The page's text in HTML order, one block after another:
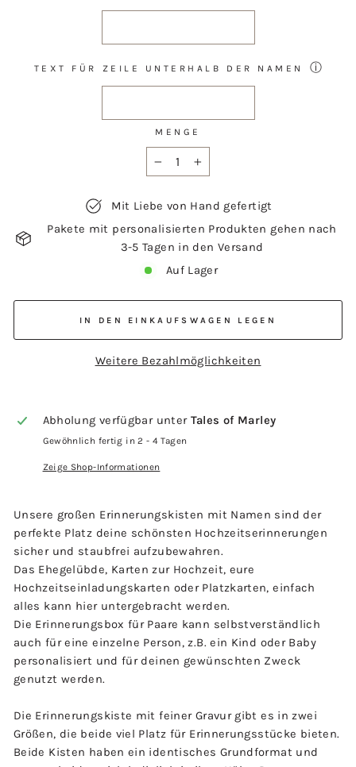
TEXT FÜR ZEILE UNTERHALB DER NAMEN ⓘ
MENGE
Mit Liebe von Hand gefertigt
Pakete mit personalisierten Produkten gehen nach
3-5 Tagen in den Versand
Auf Lager
IN DEN EINKAUFSWAGEN LEGEN
Weitere Bezahlmöglichkeiten
Abholung verfügbar unter Tales of Marley
Gewöhnlich fertig in 2 - 4 Tagen
Zeige Shop-Informationen
Unsere großen Erinnerungskisten mit Namen sind der
perfekte Platz deine schönsten Hochzeitserinnerungen
sicher und staubfrei aufzubewahren.
Das Ehegelübde, Karten zur Hochzeit, eure
Hochzeitseinladungskarten oder Platzkarten, einfach
alles kann hier untergebracht werden.
Die Erinnerungsbox für Paare kann selbstverständlich
auch für eine einzelne Person, z.B. ein Kind oder Baby
personalisiert und für deinen gewünschten Zweck
genutzt werden.
Die Erinnerungskiste mit feiner Gravur gibt es in zwei
Größen, die beide viel Platz für Erinnerungsstücke bieten.
Beide Kisten haben ein identisches Grundformat und